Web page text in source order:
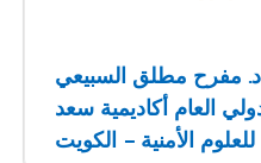
د. مفرح مطلق السبيعي
العام أكاديمية سعد
للعلوم الأمنية – الكويت